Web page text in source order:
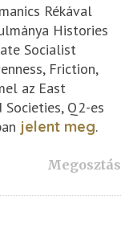
Rékával
Histories
Socialist
Friction,
az East
Q2-es
jelent meg.
Megosztás